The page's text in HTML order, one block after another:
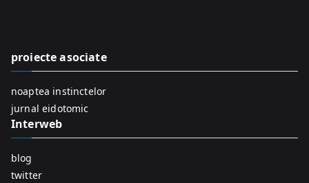
o
proiecte asociate
noaptea instinctelor
jurnal eidotomic
Interweb
blog
twitter